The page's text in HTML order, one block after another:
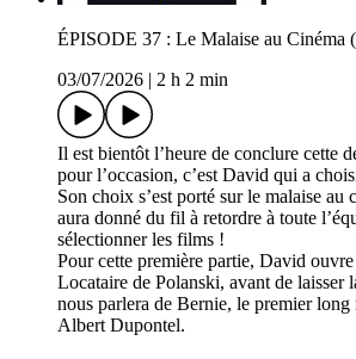
ÉPISODE 37 : Le Malaise au Cinéma
03/07/2026
2 h 2 min
Il est bientôt l’heure de conclure cette
pour l’occasion, c’est David qui a
Son choix s’est porté sur le malaise au
aura donné du fil à retordre à toute
sélectionner les films !
Pour cette première partie, David
Locataire de Polanski, avant de laisser
nous parlera de Bernie, le premier long
Albert Dupontel.